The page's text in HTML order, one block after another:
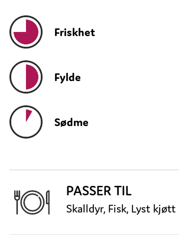
Friskhet
Fylde
Sødme
PASSER TIL
Skalldyr, Fisk, Lyst kjøtt